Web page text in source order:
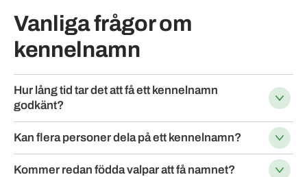
Vanliga frågor om
kennelnamn
Hur lång tid tar det att få ett kennelnamn
godkänt?
Kan flera personer dela på ett kennelnamn?
Kommer redan födda valpar att få namnet?